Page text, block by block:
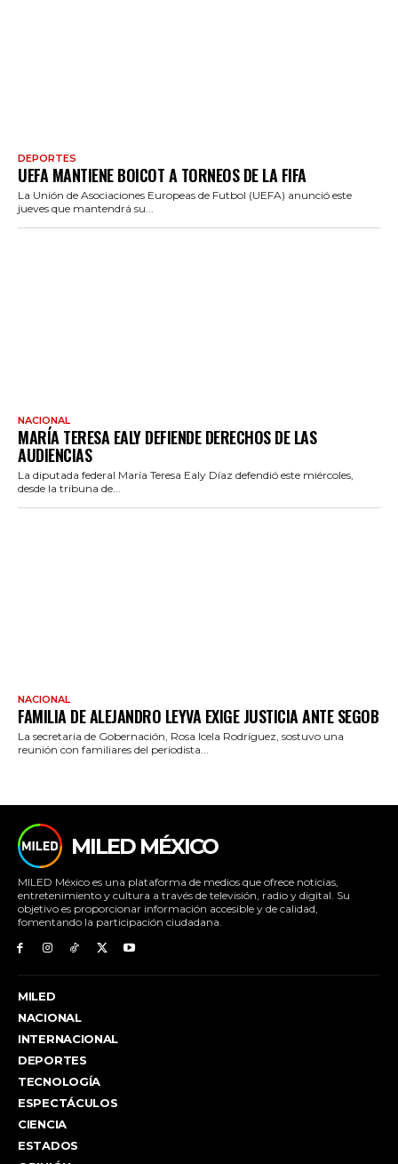
DEPORTES
UEFA MANTIENE BOICOT A TORNEOS DE LA FIFA
La Unión de Asociaciones Europeas de Futbol (UEFA) anunció este
jueves que mantendrá su...
NACIONAL
MARÍA TERESA EALY DEFIENDE DERECHOS DE LAS
AUDIENCIAS
La diputada federal María Teresa Ealy Díaz defendió este miércoles,
desde la tribuna de...
NACIONAL
FAMILIA DE ALEJANDRO LEYVA EXIGE JUSTICIA ANTE SEGOB
La secretaria de Gobernación, Rosa Icela Rodríguez, sostuvo una
reunión con familiares del periodista...
MILED MÉXICO
MILED México es una plataforma de medios que ofrece noticias,
entretenimiento y cultura a través de televisión, radio y digital. Su
objetivo es proporcionar información accesible y de calidad,
fomentando la participación ciudadana.
MILED
NACIONAL
INTERNACIONAL
DEPORTES
TECNOLOGÍA
ESPECTÁCULOS
CIENCIA
ESTADOS